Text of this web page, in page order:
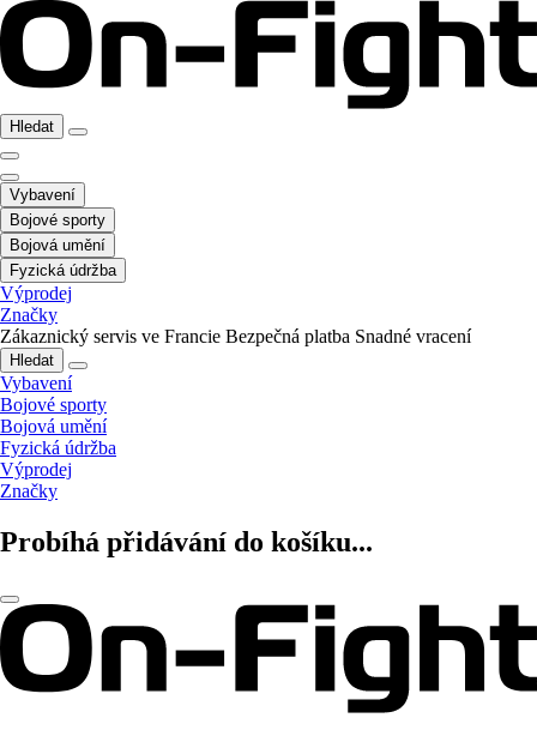
Hledat
Vybavení
Bojové sporty
Bojová umění
Fyzická údržba
Výprodej
Značky
Zákaznický servis ve Francie Bezpečná platba Snadné vracení
Hledat
Vybavení
Bojové sporty
Bojová umění
Fyzická údržba
Výprodej
Značky
Probíhá přidávání do košíku...